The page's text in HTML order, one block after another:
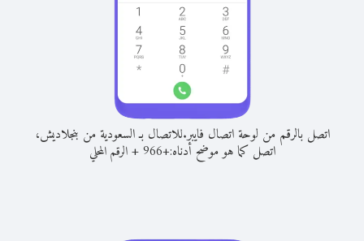
اتصل بالرقم من لوحة اتصال فايبر.للاتصال بـ السعودية من بنجلاديش،
اتصل كما هو موضح أدناه:+
966
+الرقم المحلي